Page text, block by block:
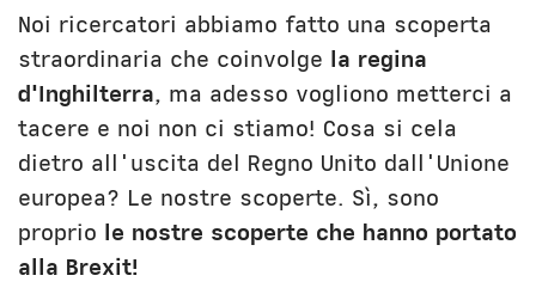
Noi ricercatori abbiamo fatto una scoperta
straordinaria che coinvolge la regina
d'Inghilterra, ma adesso vogliono metterci a
tacere e noi non ci stiamo! Cosa si cela
dietro all'uscita del Regno Unito dall'Unione
europea? Le nostre scoperte. Sì, sono
proprio le nostre scoperte che hanno portato
alla Brexit!